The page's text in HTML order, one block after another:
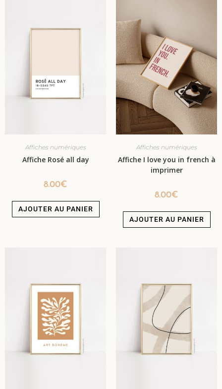
Affiches numériques
Affiche Rosé all day
8.00€
AJOUTER AU PANIER
Affiches numériques
Affiche I love you in french à
imprimer
8.00€
AJOUTER AU PANIER